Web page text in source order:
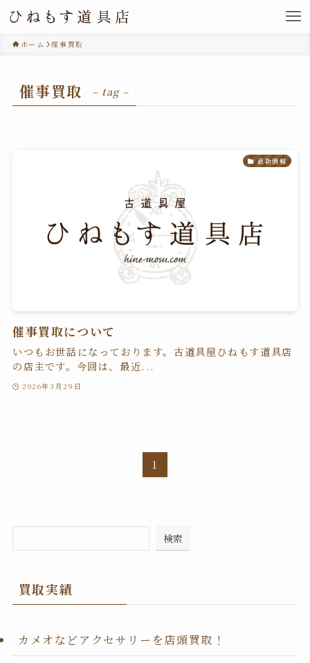
ホーム 催事買取
催事買取 – tag –
最新情報
催事買取について
いつもお世話になっております。古道具屋ひねもす道具店
の店主です。今回は、最近...
2026年3月29日
1
検索
買取実績
カメオなどアクセサリーを店頭買取！